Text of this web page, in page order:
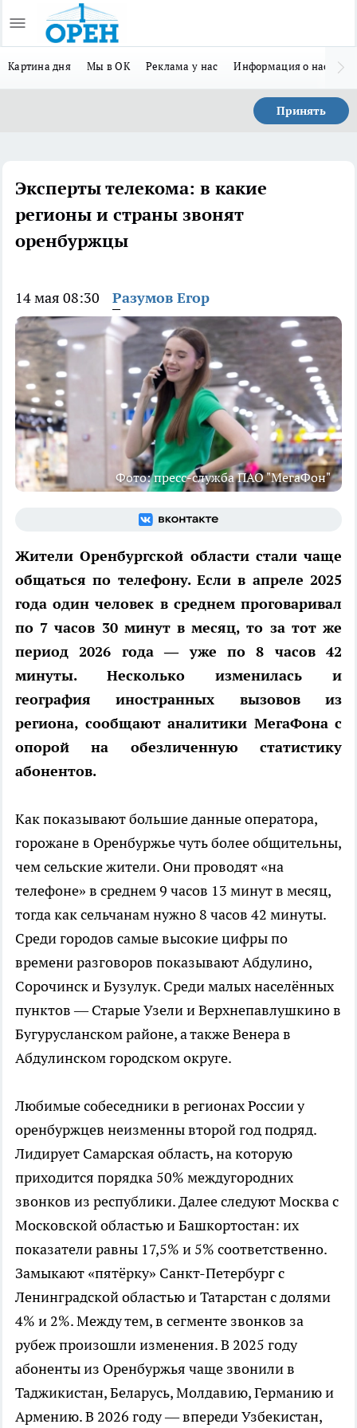
Картина дня Мы в ОК Реклама у нас Информация о нас
Принять
Эксперты телекома: в какие
регионы и страны звонят
оренбуржцы
14 мая 08:30 Разумов Егор
Фото: пресс-служба ПАО "МегаФон"
Жители Оренбургской области стали чаще
общаться по телефону. Если в апреле 2025
года один человек в среднем проговаривал
по 7 часов 30 минут в месяц, то за тот же
период 2026 года — уже по 8 часов 42
минуты. Несколько изменилась и
география иностранных вызовов из
региона, сообщают аналитики МегаФона с
опорой на обезличенную статистику
абонентов.
Как показывают большие данные оператора,
горожане в Оренбуржье чуть более общительны,
чем сельские жители. Они проводят «на
телефоне» в среднем 9 часов 13 минут в месяц,
тогда как сельчанам нужно 8 часов 42 минуты.
Среди городов самые высокие цифры по
времени разговоров показывают Абдулино,
Сорочинск и Бузулук. Среди малых населённых
пунктов — Старые Узели и Верхнепавлушкино в
Бугурусланском районе, а также Венера в
Абдулинском городском округе.
Любимые собеседники в регионах России у
оренбуржцев неизменны второй год подряд.
Лидирует Самарская область, на которую
приходится порядка 50% междугородних
звонков из республики. Далее следуют Москва с
Московской областью и Башкортостан: их
показатели равны 17,5% и 5% соответственно.
Замыкают «пятёрку» Санкт-Петербург с
Ленинградской областью и Татарстан с долями
4% и 2%. Между тем, в сегменте звонков за
рубеж произошли изменения. В 2025 году
абоненты из Оренбуржья чаще звонили в
Таджикистан, Беларусь, Молдавию, Германию и
Армению. В 2026 году — впереди Узбекистан,